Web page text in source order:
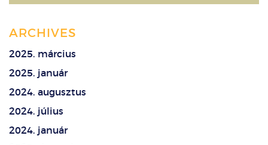
ARCHIVES
2025. március
2025. január
2024. augusztus
2024. július
2024. január